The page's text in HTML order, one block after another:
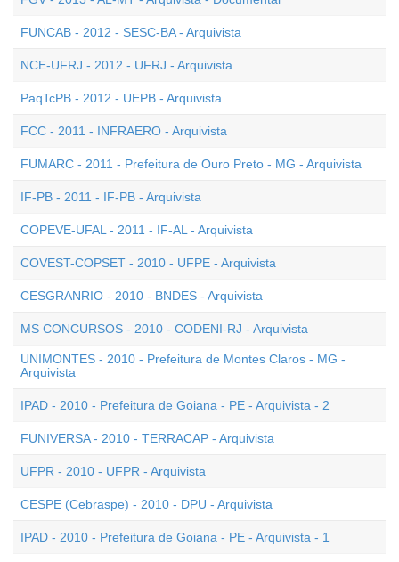
FUNCAB - 2012 - SESC-BA - Arquivista
NCE-UFRJ - 2012 - UFRJ - Arquivista
PaqTcPB - 2012 - UEPB - Arquivista
FCC - 2011 - INFRAERO - Arquivista
FUMARC - 2011 - Prefeitura de Ouro Preto - MG - Arquivista
IF-PB - 2011 - IF-PB - Arquivista
COPEVE-UFAL - 2011 - IF-AL - Arquivista
COVEST-COPSET - 2010 - UFPE - Arquivista
CESGRANRIO - 2010 - BNDES - Arquivista
MS CONCURSOS - 2010 - CODENI-RJ - Arquivista
UNIMONTES - 2010 - Prefeitura de Montes Claros - MG -
Arquivista
IPAD - 2010 - Prefeitura de Goiana - PE - Arquivista - 2
FUNIVERSA - 2010 - TERRACAP - Arquivista
UFPR - 2010 - UFPR - Arquivista
CESPE (Cebraspe) - 2010 - DPU - Arquivista
IPAD - 2010 - Prefeitura de Goiana - PE - Arquivista - 1